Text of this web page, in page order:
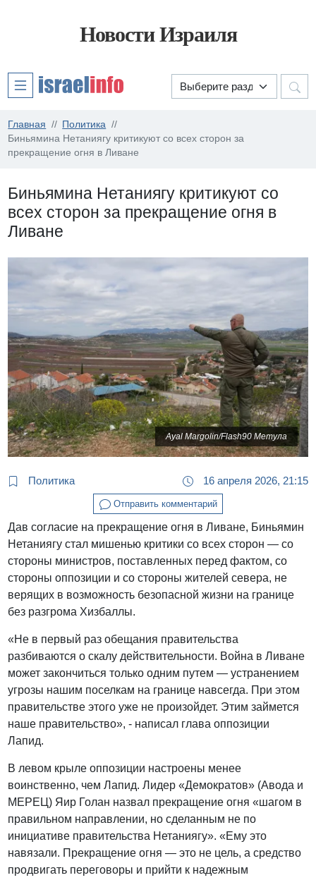
Новости Израиля
Главная
Политика
Биньямина Нетаниягу критикуют со всех сторон за
прекращение огня в Ливане
Биньямина Нетаниягу критикуют со
всех сторон за прекращение огня в
Ливане
Ayal Margolin/Flash90 Метула
Политика 16 апреля 2026, 21:15
Отправить комментарий
Дав согласие на прекращение огня в Ливане, Биньямин
Нетаниягу стал мишенью критики со всех сторон — со
стороны министров, поставленных перед фактом, со
стороны оппозиции и со стороны жителей севера, не
верящих в возможность безопасной жизни на границе
без разгрома Хизбаллы.
«Не в первый раз обещания правительства
разбиваются о скалу действительности. Война в Ливане
может закончиться только одним путем — устранением
угрозы нашим поселкам на границе навсегда. При этом
правительстве этого уже не произойдет. Этим займется
наше правительство», - написал глава оппозиции
Лапид.
В левом крыле оппозиции настроены менее
воинственно, чем Лапид. Лидер «Демократов» (Авода и
МЕРЕЦ) Яир Голан назвал прекращение огня «шагом в
правильном направлении, но сделанным не по
инициативе правительства Нетаниягу». «Ему это
навязали. Прекращение огня — это не цель, а средство
продвигать переговоры и прийти к надежным